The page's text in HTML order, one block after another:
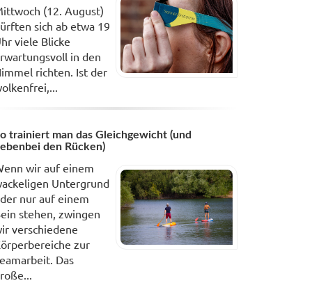
(12. August)
sich ab etwa 19
viele Blicke
in den
richten. Ist der
trainiert man das Gleichgewicht (und
den Rücken)
wir auf einem
Untergrund
nur auf einem
stehen, zwingen
verschiedene
zur
Das